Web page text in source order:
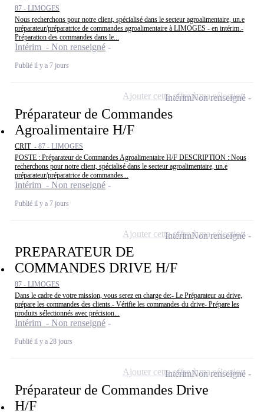
87 - LIMOGES
Nous recherchons pour notre client, spécialisé dans le secteur agroalimentaire, un.e
préparateur/préparatrice de commandes agroalimentaire à LIMOGES - en intérim.-
Préparation des commandes dans le...
Intérim - Non renseigné
Publié il y a 7 jours
Préparateur de Commandes
Agroalimentaire H/F
CRIT - 87 - LIMOGES
POSTE : Préparateur de Commandes Agroalimentaire H/F DESCRIPTION : Nous
recherchons pour notre client, spécialisé dans le secteur agroalimentaire, un.e
préparateur/préparatrice de commandes...
Intérim - Non renseigné
Publié il y a 7 jours
IntérimNon renseigné
Ajouter cette offre à ma sélection
PREPARATEUR DE
COMMANDES DRIVE H/F
87 - LIMOGES
Dans le cadre de votre mission, vous serez en charge de:- Le Préparateur au drive,
prépare les commandes des clients.- Vérifie les commandes du drive- Prépare les
produits sélectionnés avec précision...
Intérim - Non renseigné
Publié il y a 28 jours
IntérimNon renseigné
Ajouter cette offre à ma sélection
Préparateur de Commandes Drive
H/F
IntérimNon renseigné
Ajouter cette offre à ma sélection